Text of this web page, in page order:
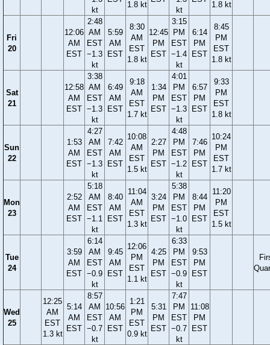
kt
1.8 kt
kt
1.8 kt
Fri
20
12:06
AM
EST
2:48
AM
EST
−1.3
kt
5:59
AM
EST
8:30
AM
EST
1.8 kt
12:45
PM
EST
3:15
PM
EST
−1.4
kt
6:14
PM
EST
8:45
PM
EST
1.8 kt
Sat
21
12:58
AM
EST
3:38
AM
EST
−1.3
kt
6:49
AM
EST
9:18
AM
EST
1.7 kt
1:34
PM
EST
4:01
PM
EST
−1.3
kt
6:57
PM
EST
9:33
PM
EST
1.8 kt
Sun
22
1:53
AM
EST
4:27
AM
EST
−1.3
kt
7:42
AM
EST
10:08
AM
EST
1.5 kt
2:27
PM
EST
4:48
PM
EST
−1.2
kt
7:46
PM
EST
10:24
PM
EST
1.7 kt
Mon
23
2:52
AM
EST
5:18
AM
EST
−1.1
kt
8:40
AM
EST
11:04
AM
EST
1.3 kt
3:24
PM
EST
5:38
PM
EST
−1.0
kt
8:44
PM
EST
11:20
PM
EST
1.5 kt
Tue
24
3:59
AM
EST
6:14
AM
EST
−0.9
kt
9:45
AM
EST
12:06
PM
EST
1.1 kt
4:25
PM
EST
6:33
PM
EST
−0.9
kt
9:53
PM
EST
Wed
25
12:25
AM
EST
1.3 kt
5:14
AM
EST
8:57
AM
EST
−0.7
kt
10:56
AM
EST
1:21
PM
EST
0.9 kt
5:31
PM
EST
7:47
PM
EST
−0.7
kt
11:08
PM
EST